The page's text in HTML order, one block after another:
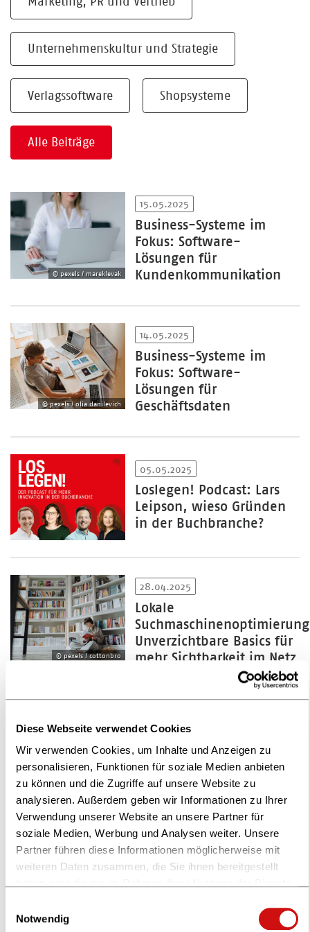
Diese Webseite verwendet Cookies
Wir verwenden Cookies, um Inhalte und Anzeigen zu
personalisieren, Funktionen für soziale Medien anbieten
zu können und die Zugriffe auf unsere Website zu
analysieren. Außerdem geben wir Informationen zu Ihrer
Verwendung unserer Website an unsere Partner für
soziale Medien, Werbung und Analysen weiter. Unsere
Partner führen diese Informationen möglicherweise mit
weiteren Daten zusammen, die Sie ihnen bereitgestellt
Weitere Informationen finden Sie in unserer
Notwendig
Unternehmenskultur und Strategie
Verlagssoftware Shopsysteme
Alle Beiträge
© pexels / mareklevak
15.05.2025
Business-Systeme im
Fokus: Software-
Lösungen für
Kundenkommunikation
© pexels / olia danilevich
14.05.2025
Business-Systeme im
Fokus: Software-
Lösungen für
Geschäftsdaten
05.05.2025
Loslegen! Podcast: Lars
Leipson, wieso Gründen
in der Buchbranche?
© pexels / cottonbro
28.04.2025
Lokale
Unverzichtbare Basics für
mehr Sichtbarkeit im Netz
© pexels / Andrea Piacquadio
Fokus: Software-
Lösungen für die
Verwaltung von Inhalten
© pexels / Vlada Karpovich